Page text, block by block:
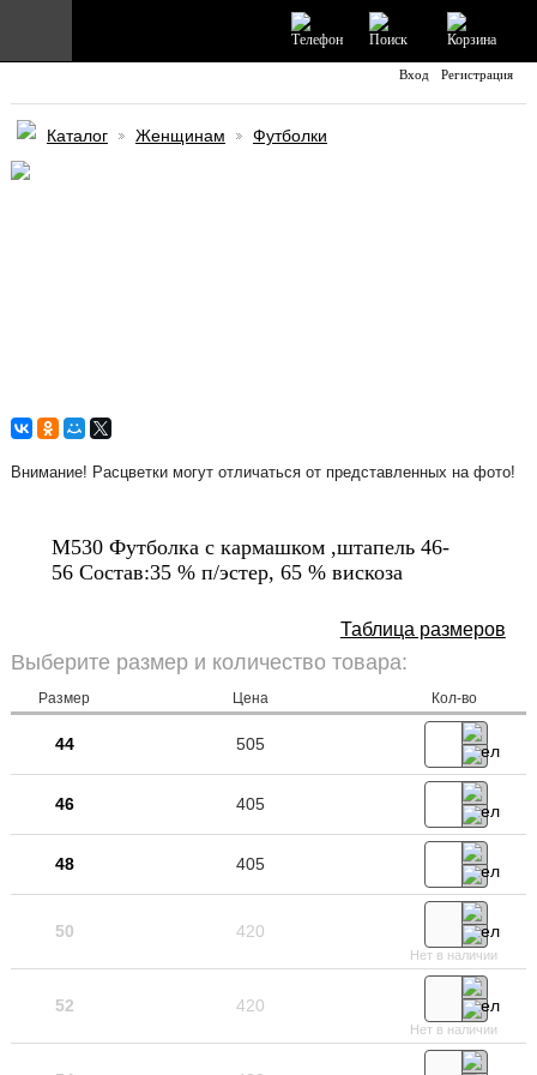
Каталог
Контакты
Вход Регистрация
Каталог Женщинам Футболки
Внимание! Расцветки могут отличаться от представленных на фото!
М530 Футболка с кармашком ,штапель 46-
56 Состав:35 % п/эстер, 65 % вискоза
Таблица размеров
Выберите размер и количество товара:
Размер Цена Кол-во
44 505
46 405
48 405
50 420
Нет в наличии
52 420
Нет в наличии